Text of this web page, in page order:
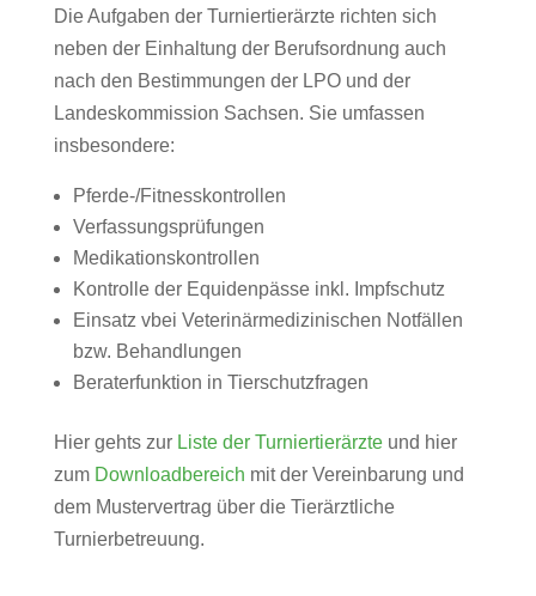
Die Aufgaben der Turniertierärzte richten sich
neben der Einhaltung der Berufsordnung auch
nach den Bestimmungen der LPO und der
Landeskommission Sachsen. Sie umfassen
insbesondere:
Pferde-/Fitnesskontrollen
Verfassungsprüfungen
Medikationskontrollen
Kontrolle der Equidenpässe inkl. Impfschutz
Einsatz vbei Veterinärmedizinischen Notfällen
bzw. Behandlungen
Beraterfunktion in Tierschutzfragen
Hier gehts zur Liste der Turniertierärzteund hier
zum Downloadbereich mit der Vereinbarung und
dem Mustervertrag über die Tierärztliche
Turnierbetreuung.